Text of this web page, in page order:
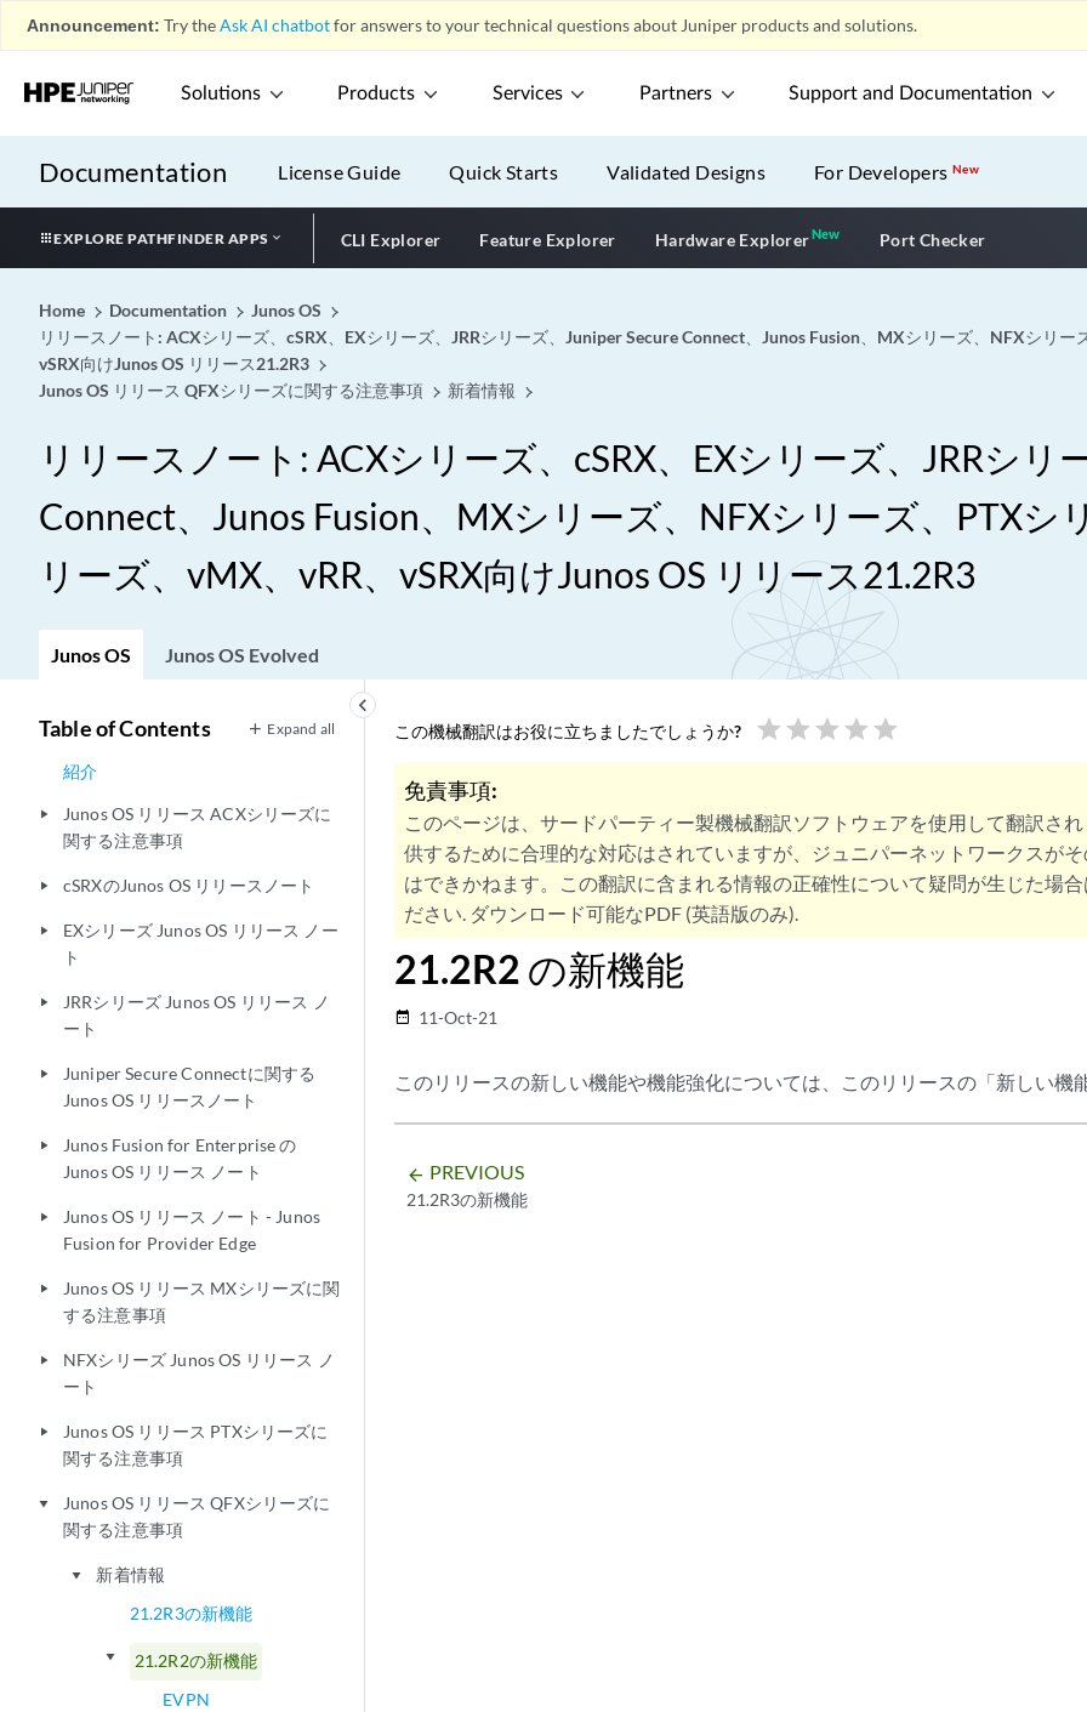
Announcement: Try theAsk AI chatbotfor answers to your technical questions about Juniper products and solutions.
Solutions Products Services Partners Support and Documentation
Documentation License Guide Quick Starts Validated Designs For DevelopersNew
EXPLORE PATHFINDER APPS CLI Explorer Feature Explorer Hardware ExplorerNewNew application
Port Checker
Home Documentation
Junos OS
リリースノート: ACXシリーズ、cSRX、EXシリーズ、JRRシリーズ、Juniper Secure Connect、Junos Fusion、MXシリーズ、NFXシリー
vSRX向けJunos OS リリース21.2R3
Junos OS リリース QFXシリーズに関する注意事項
新着情報
リリースノート: ACXシリーズ、cSRX、EXシリーズ、JRRシリ
Connect、Junos Fusion、MXシリーズ、NFXシリーズ、PTXシ
リーズ、vMX、vRR、vSRX向けJunos OS リリース21.2R3
Junos OS Junos OS Evolved
keyboard_arrow_left
Table of Contents Expand all
紹介
play_arrow
Junos OS リリース ACXシリーズに
関する注意事項
play_arrow cSRXのJunos OS リリースノート
play_arrow
EXシリーズ Junos OS リリース ノー
ト
play_arrow
JRRシリーズ Junos OS リリース ノ
ート
play_arrow
Juniper Secure Connectに関する
Junos OS リリースノート
play_arrow
Junos Fusion for Enterprise の
Junos OS リリース ノート
play_arrow
Junos OS リリース ノート - Junos
Fusion for Provider Edge
play_arrow
Junos OS リリース MXシリーズに関
する注意事項
play_arrow
NFXシリーズ Junos OS リリース ノ
ート
play_arrow
Junos OS リリース PTXシリーズに
関する注意事項
play_arrow
Junos OS リリース QFXシリーズに
関する注意事項
play_arrow
新着情報
21.2R3の新機能
play_arrow
21.2R2の新機能
EVPN
この機械翻訳はお役に立ちましたでしょうか? star star star star star
免責事項:
このページは、サードパーティー製機械翻訳ソフトウェアを使用して翻訳さ
供するために合理的な対応はされていますが、ジュニパーネットワークスが
はできかねます。この翻訳に含まれる情報の正確性について疑問が生じた場合
ださい. ダウンロード可能なPDF (英語版のみ).
21.2R2 の新機能
date_range 11-Oct-21
このリリースの新しい機能や機能強化については、このリリースの「新しい機
arrow_backward PREVIOUS
21.2R3の新機能